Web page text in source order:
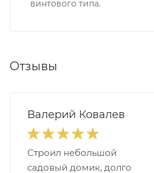
винтового типа.
Отзывы
Валерий Ковалев
Строил небольшой
садовый домик, долго